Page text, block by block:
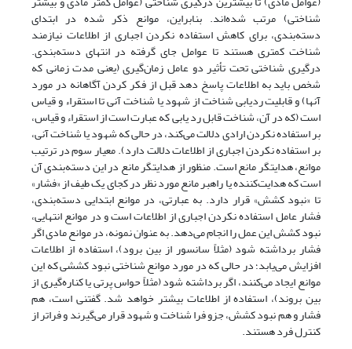
شناختی) مرتب شده‌اند. بنابراین، موانع ذکر شده در ابتدای
دسته‌بندی، برای کاهش استفاده نکردن اجباری از اطلاعات نیازمند
شناخت کمتری هستند تا عوامل جای گرفته در انتهای دسته‌بندی.
درگیری شناختی تحت تأثیر دو عامل زمان‌گیری (یعنی مدت زمانی که
شخص باید به اطلاعات پاسخ دهد قبل از فکر کردن آگاهانه در مورد
آنها) و قابلیت ردیابی شناخت از شهود یا شناخت آنی تا استقراء و قیاس
است (که در آن، شناخت قابل رد یابی که عبارت است از استقراء و قیاس،
بر استفاده نکردن ارادی دلالت می‌کند، در حالی که شهود یا شناخت آنی،
بر استفاده نکردن اجباری از اطلاعات دلالت دارد). معیار سوم در ترتیب
موانع، هدایتگر مانع است. منظور از هدایتگر مانع در این دسته‌بندی آن
است که هدایت‌کننده یا راهبر مانع مورد نظر در کجای یک طیف از «فشار»
تا «نبود کشش» قرار دارد. به عبارتی، در موانع ابتدایی دسته‌بندی،
فشار عامل استفاده نکردن اجباری از اطلاعات است و در موانع انتهایی،
نبود کشش این عمل را انجام می‌دهد. به عنوان نمونه، در موانع مادی اگر
فشار برداشته شود (مثلاً سانسور از بین برود)، استفاده از اطلاعات
افزایش می‌یابد؛ در حالی که در مورد موانع شناختی نبود کششی که این
موانع ایجاد می‌کنند، اگر برداشته شود (مثلاً حواس پرتی یا کناره‌گیری از
بین بروند)، استفاده از اطلاعات بیشتر خواهد شد. گفتنی است، هم
فشار و هم نبود کشش، جزو فرا شناخت و شهود قرار می‌گیرند و فراتر از
کنترل فرد هستند.